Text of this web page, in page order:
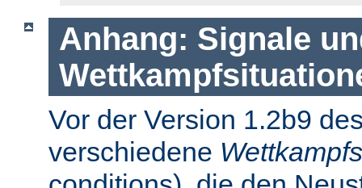
Anhang: Signale
Vor der Version 1.2b9
verschiedene